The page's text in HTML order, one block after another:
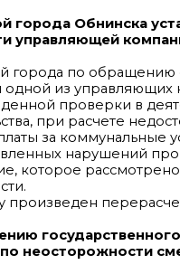
города Обнинска
управляющей
города по
одной из управляющих
проверки в
при расчете
за коммунальные
нарушений
которое
произведен
неосторожности